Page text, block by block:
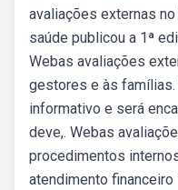
avaliações externas
saúde publicou a 1ª
Webas avaliações
gestores e às
informativo e será
deve,. Webas
procedimentos
atendimento financeiro